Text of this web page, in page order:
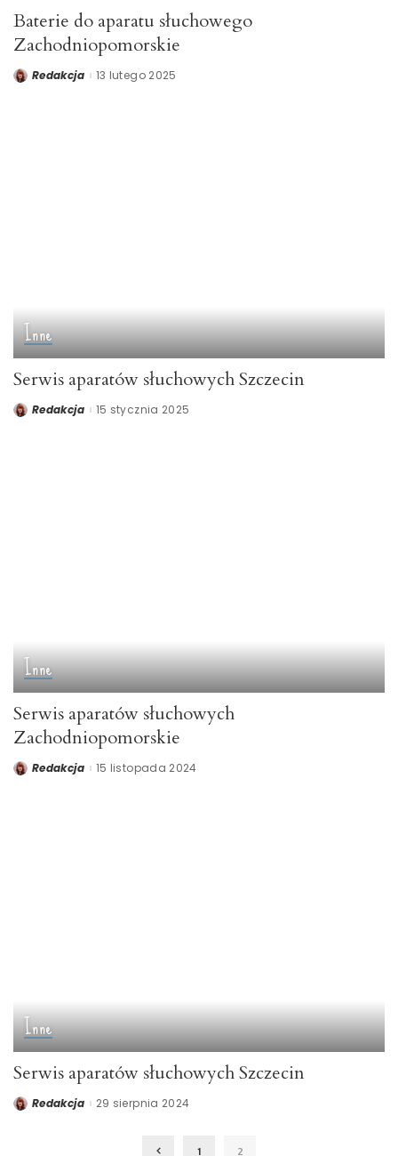
Baterie do aparatu słuchowego
Zachodniopomorskie
PostedRedakcja 13 lutego 2025
Inne
Serwis aparatów słuchowych Szczecin
PostedRedakcja 15 stycznia 2025
Inne
Serwis aparatów słuchowych
Zachodniopomorskie
PostedRedakcja 15 listopada 2024
Inne
Serwis aparatów słuchowych Szczecin
PostedRedakcja 29 sierpnia 2024
1 2